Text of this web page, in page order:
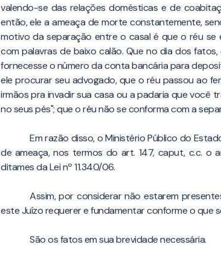
valendo-se das relações domésticas e de
então, ele a ameaça de morte constantemente,
motivo da separação entre o casal é que o réu se
com palavras de baixo calão. Que no dia dos
fornecesse o número da conta bancária para
ele procurar seu advogado, que o réu passou ao
irmãos pra invadir sua casa ou a padaria que você
no seus pés"; que o réu não se conforma com a
Em razão disso, o Ministério Público do
de ameaça, nos termos do art. 147, caput, c.c. o
ditames da Lei nº 11.340/06.
Assim, por considerar não estarem
este Juízo requerer e fundamentar conforme o que
São os fatos em sua brevidade necessária.